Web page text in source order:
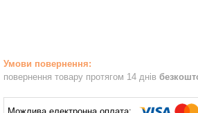
повернення товару протягом 14 днів